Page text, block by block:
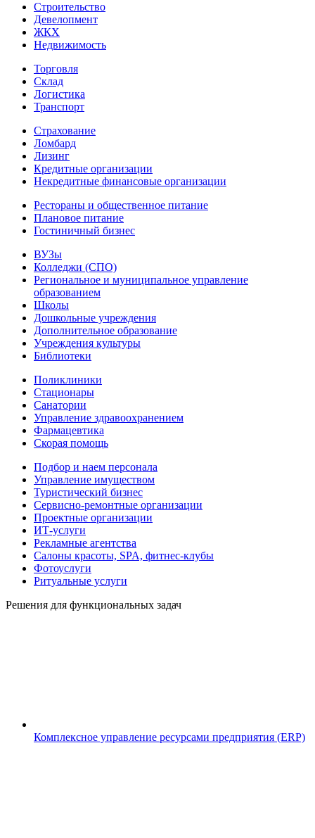
Строительство
Девелопмент
ЖКХ
Недвижимость
Торговля
Склад
Логистика
Транспорт
Страхование
Ломбард
Лизинг
Кредитные организации
Некредитные финансовые организации
Рестораны и общественное питание
Плановое питание
Гостиничный бизнес
ВУЗы
Колледжи (СПО)
Региональное и муниципальное управление
образованием
Школы
Дошкольные учреждения
Дополнительное образование
Учреждения культуры
Библиотеки
Поликлиники
Стационары
Санатории
Управление здравоохранением
Фармацевтика
Скорая помощь
Подбор и наем персонала
Управление имуществом
Туристический бизнес
Сервисно-ремонтные организации
Проектные организации
ИТ-услуги
Рекламные агентства
Салоны красоты, SPA, фитнес-клубы
Фотоуслуги
Ритуальные услуги
Решения для функциональных задач
Комплексное управление ресурсами предприятия (ERP)